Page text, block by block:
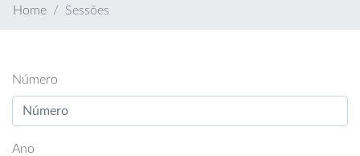
Home Sessões
Número
Ano